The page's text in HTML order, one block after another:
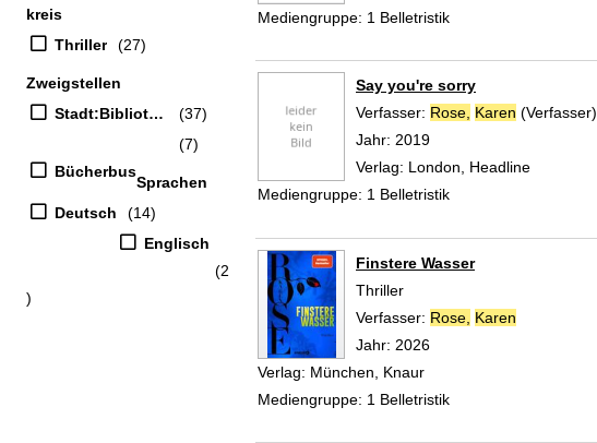
kreis
Thriller
(27)
Zweigstellen
Stadt:Bibliothek
(37)
Bücherbus
(7)
Sprachen
Deutsch
(14)
Englisch
(2
)
Mediengruppe: 1 Belletristik
Say you're sorry
Verfasser: Rose, Karen (Verfasser)
Jahr: 2019
Verlag: London, Headline
Mediengruppe: 1 Belletristik
Finstere Wasser
Thriller
Verfasser: Rose, Karen
Jahr: 2026
Verlag: München, Knaur
Mediengruppe: 1 Belletristik